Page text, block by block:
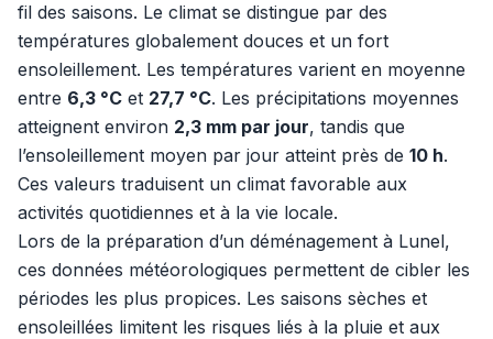
fil des saisons. Le climat se distingue par des
températures globalement douces et un fort
ensoleillement. Les températures varient en moyenne
entre 6,3 °C et 27,7 °C. Les précipitations moyennes
atteignent environ 2,3 mm par jour, tandis que
l’ensoleillement moyen par jour atteint près de 10 h.
Ces valeurs traduisent un climat favorable aux
activités quotidiennes et à la vie locale.
Lors de la préparation d’un déménagement à Lunel,
ces données météorologiques permettent de cibler les
périodes les plus propices. Les saisons sèches et
ensoleillées limitent les risques liés à la pluie et aux